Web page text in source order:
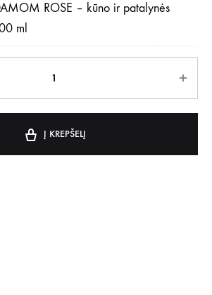
ROSE – kūno ir patalynės
ml
Į KREPŠELĮ